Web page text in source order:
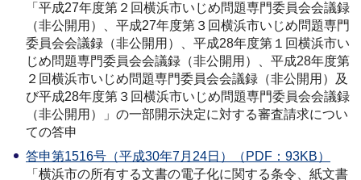
「平成27年度第２回横浜市いじめ問題専門委員会会議録
（非公開用）、平成27年度第３回横浜市いじめ問題専門
委員会会議録（非公開用）、平成28年度第１回横浜市い
じめ問題専門委員会会議録（非公開用）、平成28年度第
２回横浜市いじめ問題専門委員会会議録（非公開用）及
び平成28年度第３回横浜市いじめ問題専門委員会会議録
（非公開用）」の一部開示決定に対する審査請求につい
ての答申
答申第1516号（平成30年7月24日）（PDF：93KB）
「横浜市の所有する文書の電子化に関する条令、紙文書